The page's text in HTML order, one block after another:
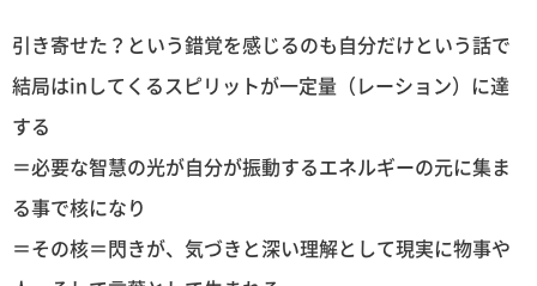
引き寄せた？という錯覚を感じるのも自分だけという話で
結局はinしてくるスピリットが一定量（レーション）に達
する
＝必要な智慧の光が自分が振動するエネルギーの元に集ま
る事で核になり
＝その核＝閃きが、気づきと深い理解として現実に物事や